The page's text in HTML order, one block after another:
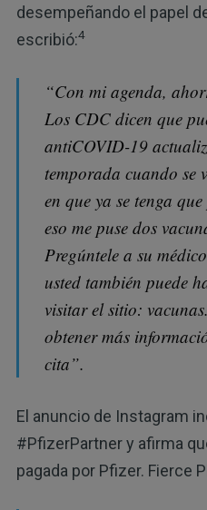
desempeñando el papel
escribió:4
“Con mi agenda,
Los CDC dicen que
antiCOVID-19
temporada cuando se
en que ya se tenga
eso me puse dos
Pregúntele a su
usted también puede
visitar el sitio:
obtener más
cita”.
El anuncio de Instagram
#PfizerPartner y afirma
pagada por Pfizer. Fierce